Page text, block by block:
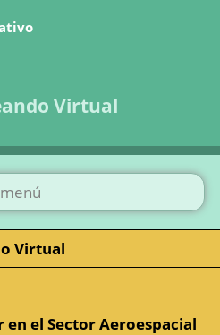
Virtual
menú
Virtual
en el Sector Aeroespacial